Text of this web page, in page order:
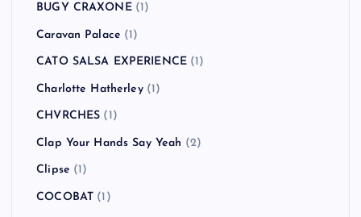
BUGY CRAXONE(1)
Caravan Palace (1)
CATO SALSA EXPERIENCE (1)
Charlotte Hatherley(1)
CHVRCHES (1)
Clap Your Hands Say Yeah (2)
Clipse (1)
COCOBAT (1)